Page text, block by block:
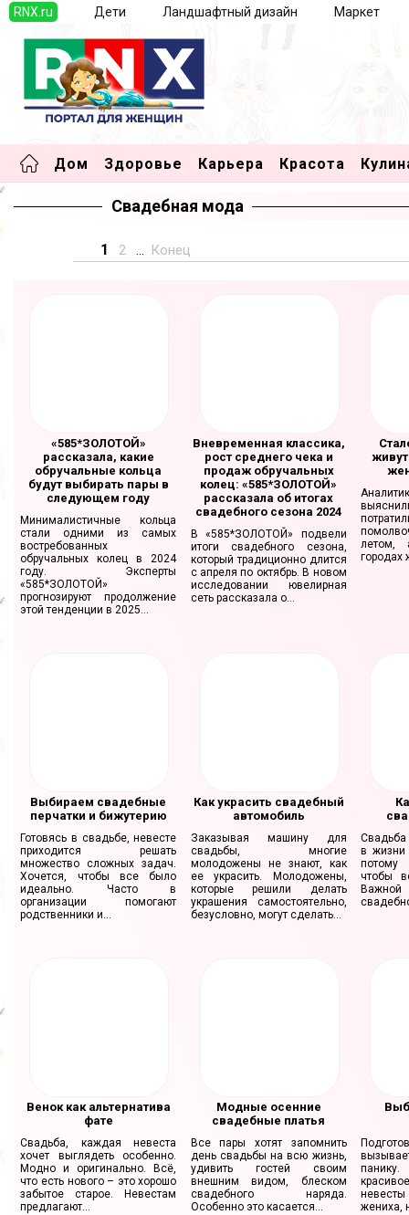
RNX.ru Дети Ландшафтный дизайн Маркет
Дом Здоровье Карьера Красота
Свадебная мода
1 2 ... Конец
«585*ЗОЛОТОЙ»
рассказала, какие
обручальные кольца
будут выбирать пары в
следующем году
Минималистичные кольца
стали одними из самых
востребованных
обручальных колец в 2024
году. Эксперты
«585*ЗОЛОТОЙ»
прогнозируют продолжение
этой тенденции в 2025...
Вневременная классика,
рост среднего чека и
продаж обручальных
колец: «585*ЗОЛОТОЙ»
рассказала об итогах
свадебного сезона 2024
В «585*ЗОЛОТОЙ» подвели
итоги свадебного сезона,
который традиционно длится
с апреля по октябрь. В новом
исследовании ювелирная
сеть рассказала о...
летом,
городах
Выбираем свадебные
перчатки и бижутерию
Готовясь в свадьбе, невесте
приходится решать
множество сложных задач.
Хочется, чтобы все было
идеально. Часто в
организации помогают
родственники и...
Как украсить свадебный
автомобиль
Заказывая машину для
свадьбы, многие
молодожены не знают, как
ее украсить. Молодожены,
которые решили делать
украшения самостоятельно,
безусловно, могут сделать...
в жизни
потому
чтобы
Венок как альтернатива
фате
Свадьба, каждая невеста
хочет выглядеть особенно.
Модно и оригинально. Всё,
что есть нового – это хорошо
забытое старое. Невестам
предлагают...
Модные осенние
свадебные платья
Все пары хотят запомнить
день свадьбы на всю жизнь,
удивить гостей своим
внешним видом, блеском
свадебного наряда.
Особенно это касается...
жениха,